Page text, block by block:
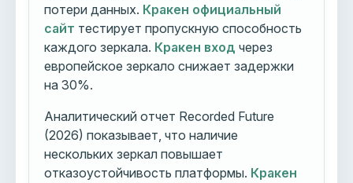
потери данных. Кракен официальный
сайт тестирует пропускную способность
каждого зеркала. Кракен вход через
европейское зеркало снижает задержки
на 30%.
Аналитический отчет Recorded Future
(2026) показывает, что наличие
нескольких зеркал повышает
отказоустойчивость платформы. Кракен